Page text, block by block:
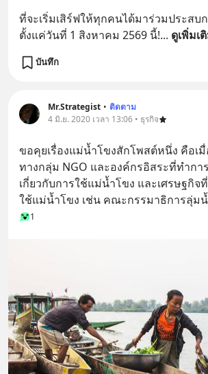
ที่จะเริ่มเสิร์ฟให้ทุกคนได้มาร่วมประสบ
ตั้งแค่วันที่ 1 สิงหาคม 2569 นี้!... ดูเพิ่มเ
บันทึก
Mr.Strategist • ติดตาม
4 มิ.ย. 2020 เวลา 13:06 • ธุรกิจ
ขอคุยเรื่องแม่น้ำโขงสักโพสต์หนึ่ง คือเ
ทางกลุ่ม NGO และองค์กรอิสระที่ทำก
เกี่ยวกับการใช้แม่น้ำโขง และเศรษฐกิจ
ใช้แม่น้ำโขง เช่น คณะกรรมาธิการลุ่ม
1